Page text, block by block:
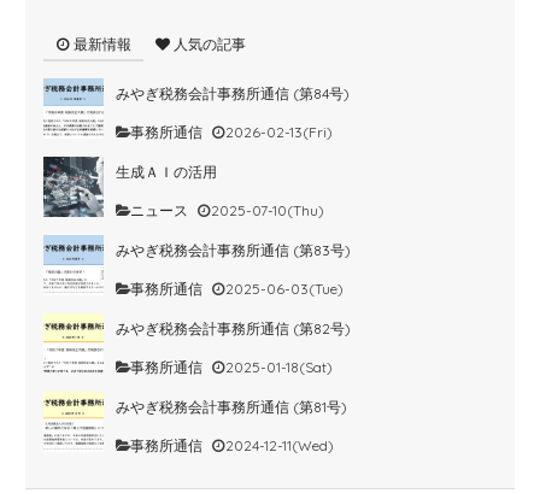
最新情報 人気の記事
みやぎ税務会計事務所通信 (第84号)
事務所通信 2026-02-13(Fri)
生成ＡＩの活用
ニュース 2025-07-10(Thu)
みやぎ税務会計事務所通信 (第83号)
事務所通信 2025-06-03(Tue)
みやぎ税務会計事務所通信 (第82号)
事務所通信 2025-01-18(Sat)
みやぎ税務会計事務所通信 (第81号)
事務所通信 2024-12-11(Wed)